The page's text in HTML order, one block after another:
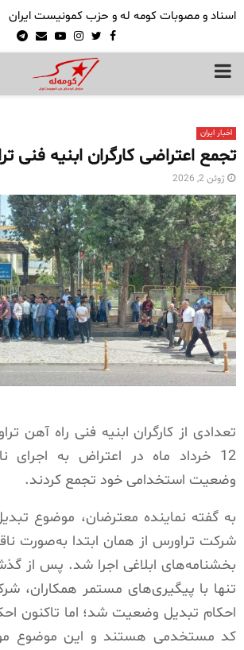
اسناد و مصوبات کومه له و حزب کمونیست ایران
Facebook
Twitter
Instagram
Youtube
Email
PRIMARY
اخبار ایران
تجمع اعتراضی کارگران ابنیه فنی
ژوئن 2, 2026
تعدادی از کارگران ابنیه فنی راه آهن
12 خرداد ماه در اعتراض به
وضعیت استخدامی خود تجمع کردند.
به گفته نماینده معترضان، موضوع
شرکت تراورس از همان ابتدا به‌صورت
بخشنامه‌های ابلاغی اجرا شد. پس از
تنها با پیگیری‌های مستمر همکاران،
احکام تبدیل وضعیت شد؛ اما تاکنون
کد مستخدمی هستند و این موضوع